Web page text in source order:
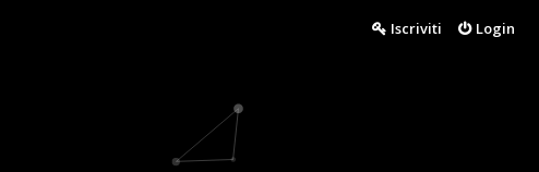
Login
Iscriviti